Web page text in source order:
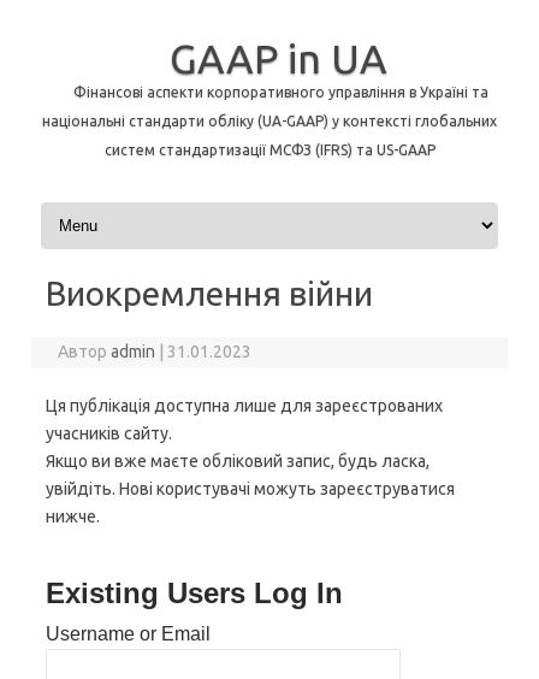
GAAP in UA
Фінансові аспекти корпоративного управління в Україні та
національні стандарти обліку (UA-GAAP) у контексті глобальних
систем стандартизації МСФЗ (IFRS) та US-GAAP
Перейти до контенту
Виокремлення війни
Авторadmin 31.01.2023
Ця публікація доступна лише для зареєстрованих
учасників сайту.
Якщо ви вже маєте обліковий запис, будь ласка,
увійдіть. Нові користувачі можуть зареєструватися
нижче.
Existing Users Log In
Username or Email